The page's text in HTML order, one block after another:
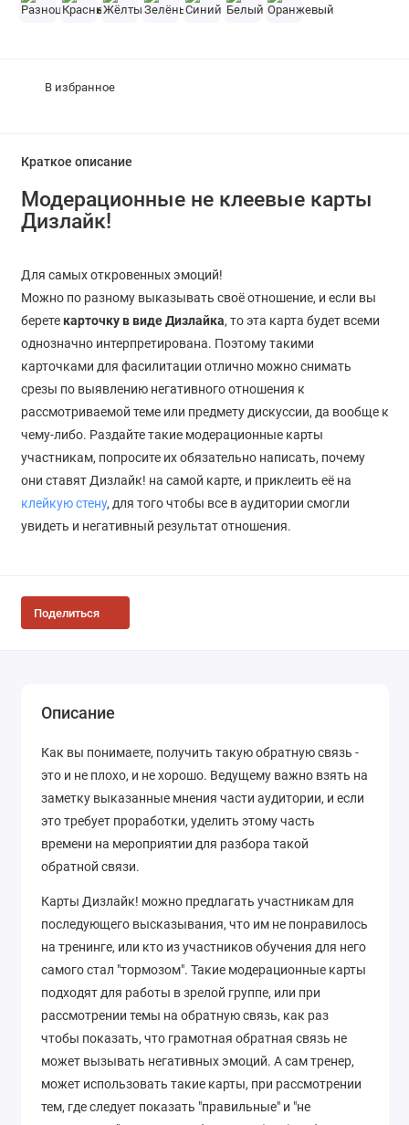
В избранное
Краткое описание
Модерационные не клеевые карты
Дизлайк!
Для самых откровенных эмоций!
Можно по разному выказывать своё отношение, и если вы
берете карточку в виде Дизлайка, то эта карта будет всеми
однозначно интерпретирована. Поэтому такими
карточками для фасилитации отлично можно снимать
срезы по выявлению негативного отношения к
рассмотриваемой теме или предмету дискуссии, да вообще к
чему-либо. Раздайте такие модерационные карты
участникам, попросите их обязательно написать, почему
они ставят Дизлайк! на самой карте, и приклеить её на
клейкую стену, для того чтобы все в аудитории смогли
увидеть и негативный результат отношения.
Поделиться
Описание
Как вы понимаете, получить такую обратную связь -
это и не плохо, и не хорошо. Ведущему важно взять на
заметку выказанные мнения части аудитории, и если
это требует проработки, уделить этому часть
времени на мероприятии для разбора такой
обратной связи.
Карты Дизлайк! можно предлагать участникам для
последующего высказывания, что им не понравилось
на тренинге, или кто из участников обучения для него
самого стал "тормозом". Такие модерационные карты
подходят для работы в зрелой группе, или при
рассмотрении темы на обратную связь, как раз
чтобы показать, что грамотная обратная связь не
может вызывать негативных эмоций. А сам тренер,
может использовать такие карты, при рассмотрении
тем, где следует показать "правильные" и "не